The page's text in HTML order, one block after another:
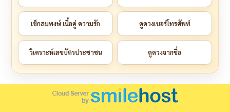
เช็กสมพงษ์ เนื้อคู่ ความรัก ดูดวงเบอร์โทรศัพท์
วิเคราะห์เลขบัตรประชาชน ดูดวงจากชื่อ